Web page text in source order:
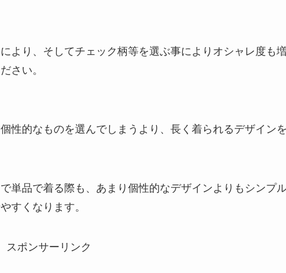
より、そしてチェック柄等を選ぶ事によりオシャレ度も
さい。
性的なものを選んでしまうより、長く着られるデザイン
単品で着る際も、あまり個性的なデザインよりもシンプ
すくなります。
スポンサーリンク